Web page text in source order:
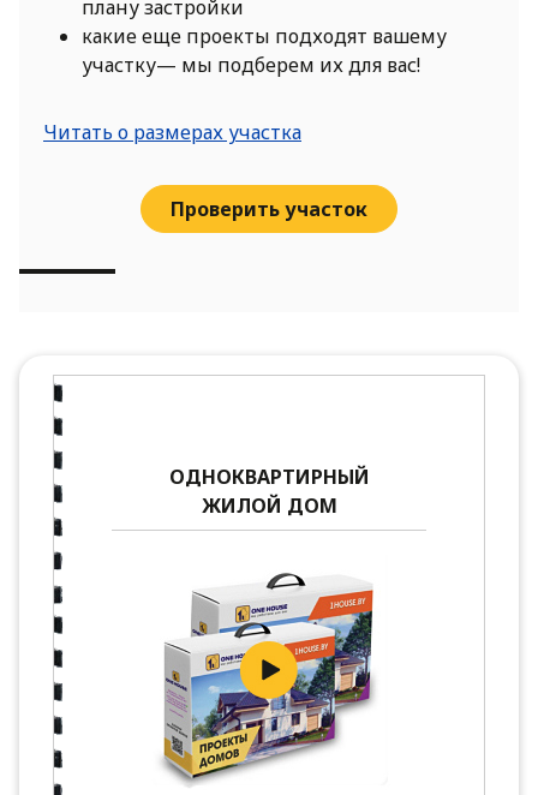
плану застройки
какие еще проекты подходят вашему
участку— мы подберем их для вас!
Читать о размерах участка
Проверить участок
ОДНОКВАРТИРНЫЙ
ЖИЛОЙ ДОМ